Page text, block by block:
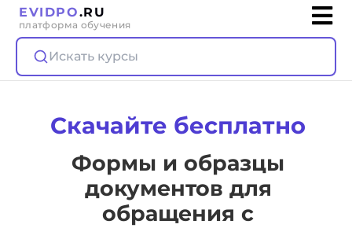
EVIDPO.RU
платформа обучения
Искать курсы
Скачайте бесплатно
Формы и образцы
документов для
обращения с